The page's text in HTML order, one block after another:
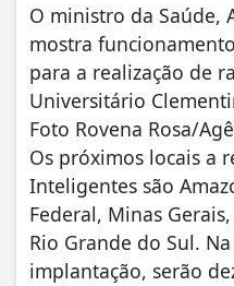
O ministro da Saúde,
mostra
para a realização de
Universitário
Foto Rovena Rosa/
Os próximos locais a
Inteligentes são
Federal, Minas
Rio Grande do Sul.
implantação, serão